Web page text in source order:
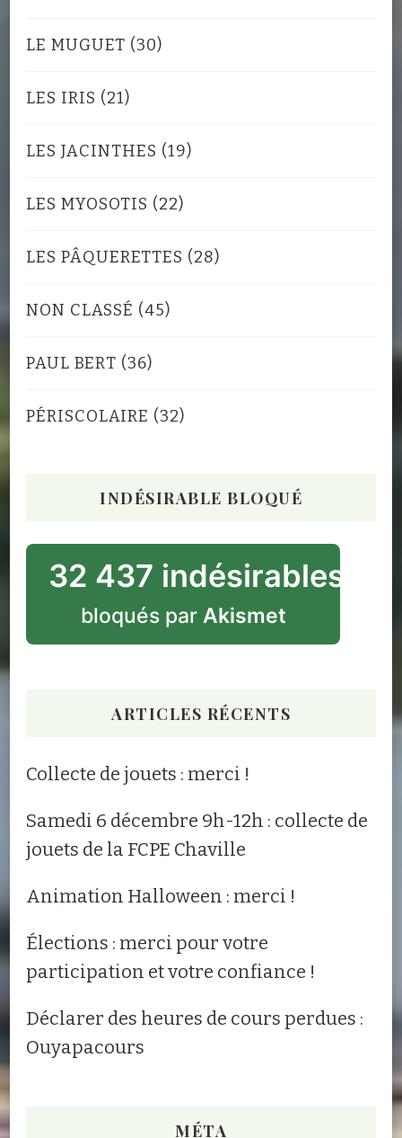
LE MUGUET (30)
LES IRIS (21)
LES JACINTHES (19)
LES MYOSOTIS (22)
LES PÂQUERETTES (28)
NON CLASSÉ (45)
PAUL BERT (36)
PÉRISCOLAIRE (32)
INDÉSIRABLE BLOQUÉ
32 437 indésirables
bloqués par Akismet
ARTICLES RÉCENTS
Collecte de jouets : merci !
Samedi 6 décembre 9h-12h : collecte de
jouets de la FCPE Chaville
Animation Halloween : merci !
Élections : merci pour votre
participation et votre confiance !
Déclarer des heures de cours perdues :
Ouyapacours
MÉTA